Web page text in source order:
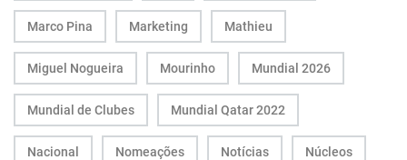
Marco Pina Marketing Mathieu
Miguel Nogueira Mourinho Mundial 2026
Mundial de Clubes Mundial Qatar 2022
Nacional Nomeações Notícias Núcleos